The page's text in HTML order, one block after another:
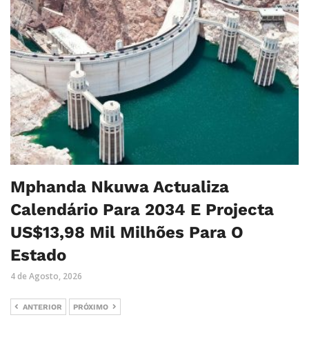
Mphanda Nkuwa Actualiza
Calendário Para 2034 E Projecta
US$13,98 Mil Milhões Para O
Estado
4 de Agosto, 2026
ANTERIOR PRÓXIMO